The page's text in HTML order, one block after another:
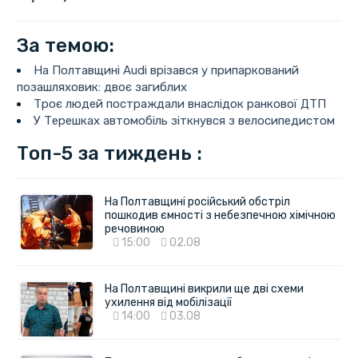
За темою:
На Полтавщині Audi врізався у припаркований
позашляховик: двоє загиблих
Троє людей постраждали внаслідок ранкової ДТП
У Терешках автомобіль зіткнувся з велосипедистом
Топ-5 за тиждень :
На Полтавщині російський обстріл
пошкодив ємності з небезпечною хімічною
речовиною
15:00
02.08
На Полтавщині викрили ще дві схеми
ухилення від мобілізації
14:00
03.08